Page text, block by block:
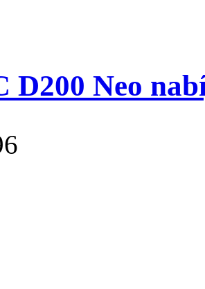
D200 Neo